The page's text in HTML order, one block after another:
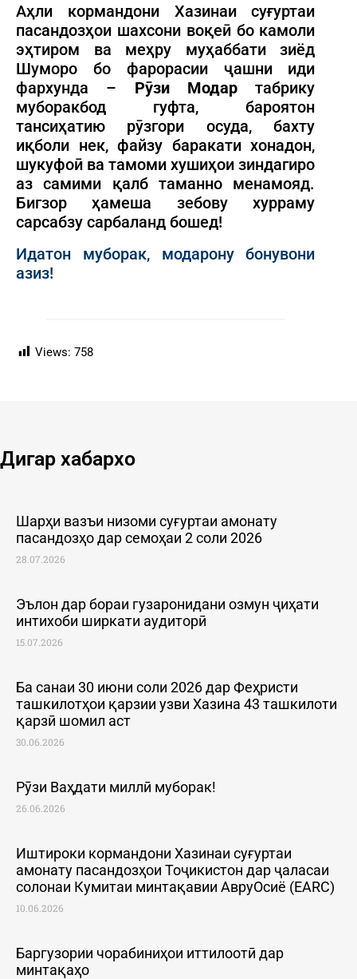
Аҳли кормандони Хазинаи суғуртаи
пасандозҳои шахсони воқеӣ бо камоли
эҳтиром ва меҳру муҳаббати зиёд
Шуморо бо фарорасии ҷашни иди
фархунда – Рӯзи Модар табрику
муборакбод гуфта, бароятон
тансиҳатию рӯзгори осуда, бахту
иқболи нек, файзу баракати хонадон,
шукуфоӣ ва тамоми хушиҳои зиндагиро
аз самими қалб таманно менамояд.
Бигзор ҳамеша зебову хурраму
сарсабзу сарбаланд бошед!
Идатон муборак, модарону бонувони
азиз!
Views: 758
Дигар хабархо
Шарҳи вазъи низоми суғуртаи амонату
пасандозҳо дар семоҳаи 2 соли 2026
28.07.2026
Эълон дар бораи гузаронидани озмун ҷиҳати
интихоби ширкати аудиторӣ
15.07.2026
Ба санаи 30 июни соли 2026 дар Феҳристи
ташкилотҳои қарзии узви Хазина 43 ташкилоти
қарзӣ шомил аст
30.06.2026
Рӯзи Ваҳдати миллӣ муборак!
26.06.2026
Иштироки кормандони Хазинаи суғуртаи
амонату пасандозҳои Тоҷикистон дар ҷаласаи
солонаи Кумитаи минтақавии АвруОсиё (EARC)
10.06.2026
Баргузории чорабиниҳои иттилоотӣ дар
минтақаҳо